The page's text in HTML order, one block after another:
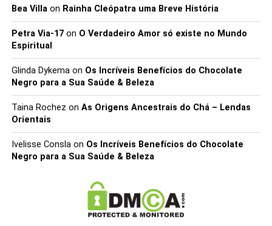
Bea Villaon Rainha Cleópatra uma Breve História
Petra Via-17on O Verdadeiro Amor só existe no Mundo
Espiritual
Glinda Dykemaon Os Incríveis Benefícios do Chocolate
Negro para a Sua Saúde & Beleza
Taina Rochez on As Origens Ancestrais do Chá – Lendas
Orientais
Ivelisse Conslaon Os Incríveis Benefícios do Chocolate
Negro para a Sua Saúde & Beleza